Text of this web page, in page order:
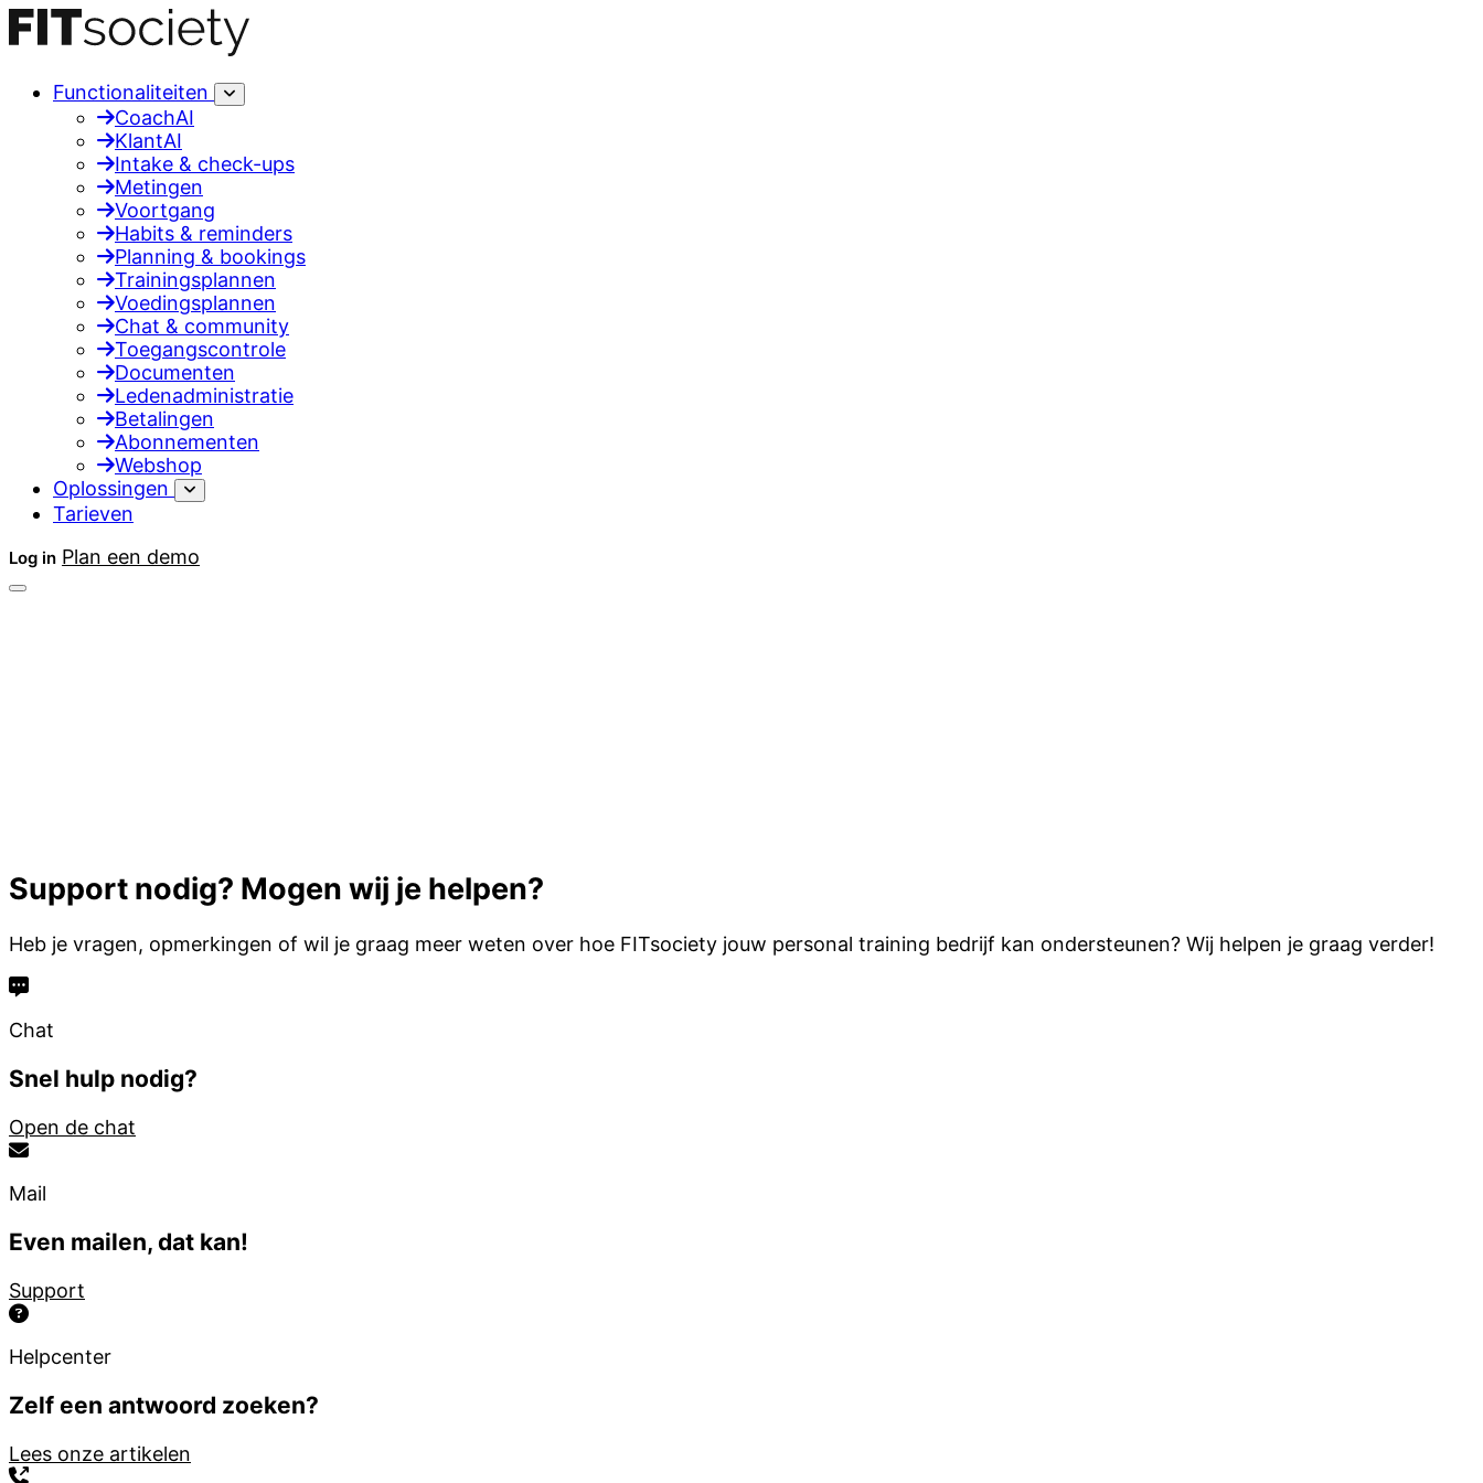
Functionaliteiten
CoachAI
KlantAI
Intake & check-ups
Metingen
Voortgang
Habits & reminders
Planning & bookings
Trainingsplannen
Voedingsplannen
Chat & community
Toegangscontrole
Documenten
Ledenadministratie
Betalingen
Abonnementen
Webshop
Oplossingen
Tarieven
Log in Plan een demo
Support nodig? Mogen wij je helpen?
Heb je vragen, opmerkingen of wil je graag meer weten over hoe FITsociety jouw personal training bedrijf kan ondersteunen? Wij helpen je graag verder!
Chat
Snel hulp nodig?
Open de chat
Mail
Even mailen, dat kan!
Support
Helpcenter
Zelf een antwoord zoeken?
Lees onze artikelen